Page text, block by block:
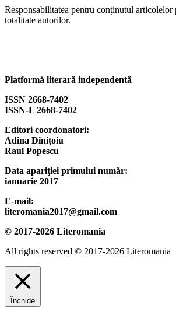
Responsabilitatea pentru conţinutul articolelor
totalitate autorilor.
Platformă literară independentă
ISSN 2668-7402
ISSN-L 2668-7402
Editori coordonatori:
Adina Dinițoiu
Raul Popescu
Data apariţiei primului număr:
ianuarie 2017
E-mail:
literomania2017@gmail.com
© 2017-2026 Literomania
All rights reserved © 2017-2026 Literomania
Închide